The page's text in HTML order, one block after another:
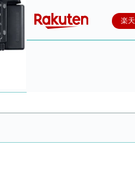
楽